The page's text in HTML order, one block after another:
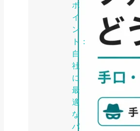
ポ
イ
ン
ト：
自
社
に
最
適
な
パ